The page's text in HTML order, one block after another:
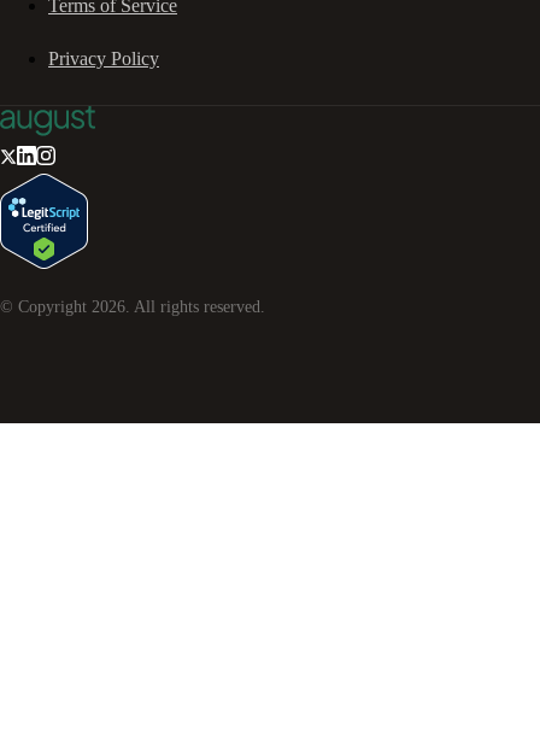
Terms of Service
Privacy Policy
© Copyright 2026 . All rights reserved.